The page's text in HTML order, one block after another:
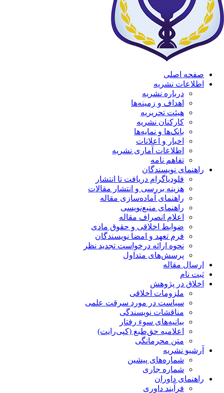
صفحه اصلی
اطلاعات نشریه
درباره نشریه
اهداف و زمینه‌ها
هیئت تحریریه
کارکنان نشریه
بانک‌ها و نمایه‌ها
اخبار و اعلانات
اطلاعات آماری نشریه
تفاهم نامه
راهنمای نویسندگان
فلودیاگرام دریافت تا انتشار
هزینه بررسی و انتشار مقالات
راهنمای آماده‌سازی مقاله
راهنمای منبع‌نویسی
اعلام انصراف مقاله
ضوابط اخلاقی و حقوق مادی
فرم تعهد و امضا نویسندگان
نحوه ارائه درخواست تجدید نظر
پرسش‌های متداول
ارسال مقاله
ثبت نام
اخلاق در پژوهش
ملزومات اخلاقی
سیاست در مورد سرقت علمی
مناقشات نویسندگی
بیانیه‌های سوء رفتار
اعلامیه حق‌طبع (کپی‌رایت)
متن محرمانگی
آرشیو نشریه
شماره‌های پیشین
شماره جاری
راهنمای داوران
فرآیند داوری